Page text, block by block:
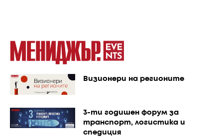
Визионери на регионите
3-ти годишен форум за
транспорт, логистика и
спедиция